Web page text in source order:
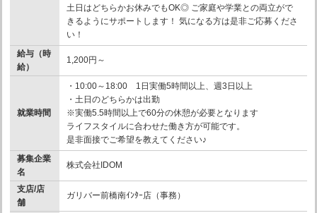
土日はどちらかお休みでもOK◎ ご家庭や学業との両立がで
きるようにサポートします！ 気になる方は是非ご応募くださ
い！
給与（時
給）
1,200円～
就業時間
・10:00～18:00 1日実働5時間以上、週3日以上
・土日のどちらかは出勤
※実働5.5時間以上で60分の休憩が必要となります
ライフスタイルに合わせた働き方が可能です。
是非面接でご希望を教えてください♪
募集企業
名
株式会社IDOM
支店/店
舗
ガリバー前橋南ｲﾝﾀｰ店（事務）